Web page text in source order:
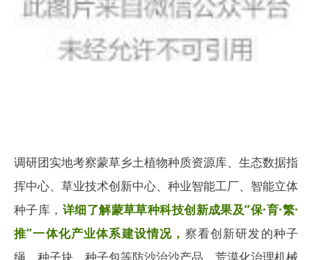
调研团实地考察蒙草乡土植物种质资源库、生态数据指
挥中心、草业技术创新中心、种业智能工厂、智能立体
种子库， 详细了解蒙草草种科技创新成果及“保·育·繁·
推”一体化产业体系建设情况， 察看创新研发的种子